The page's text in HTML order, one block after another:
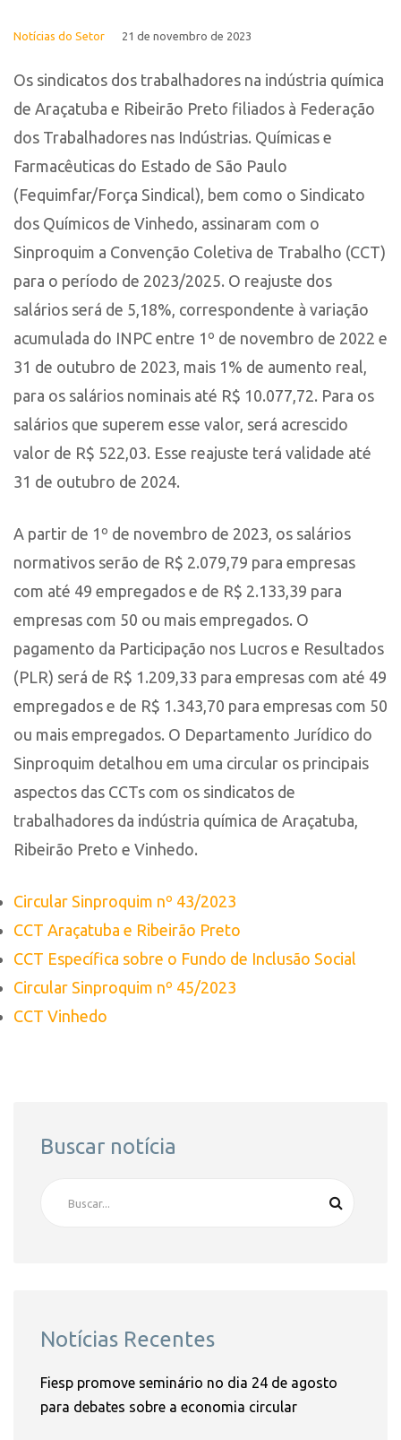
Notícias do Setor 21 de novembro de 2023
Os sindicatos dos trabalhadores na indústria química
de Araçatuba e Ribeirão Preto filiados à Federação
dos Trabalhadores nas Indústrias. Químicas e
Farmacêuticas do Estado de São Paulo
(Fequimfar/Força Sindical), bem como o Sindicato
dos Químicos de Vinhedo, assinaram com o
Sinproquim a Convenção Coletiva de Trabalho (CCT)
para o período de 2023/2025. O reajuste dos
salários será de 5,18%, correspondente à variação
acumulada do INPC entre 1º de novembro de 2022 e
31 de outubro de 2023, mais 1% de aumento real,
para os salários nominais até R$ 10.077,72. Para os
salários que superem esse valor, será acrescido
valor de R$ 522,03. Esse reajuste terá validade até
31 de outubro de 2024.
A partir de 1º de novembro de 2023, os salários
normativos serão de R$ 2.079,79 para empresas
com até 49 empregados e de R$ 2.133,39 para
empresas com 50 ou mais empregados. O
pagamento da Participação nos Lucros e Resultados
(PLR) será de R$ 1.209,33 para empresas com até 49
empregados e de R$ 1.343,70 para empresas com 50
ou mais empregados. O Departamento Jurídico do
Sinproquim detalhou em uma circular os principais
aspectos das CCTs com os sindicatos de
trabalhadores da indústria química de Araçatuba,
Ribeirão Preto e Vinhedo.
Circular Sinproquim nº 43/2023
CCT Araçatuba e Ribeirão Preto
CCT Específica sobre o Fundo de Inclusão Social
Circular Sinproquim nº 45/2023
CCT Vinhedo
Buscar notícia
Notícias Recentes
Fiesp promove seminário no dia 24 de agosto
para debates sobre a economia circular